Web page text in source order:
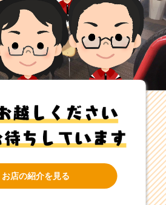
お店の紹介を見る